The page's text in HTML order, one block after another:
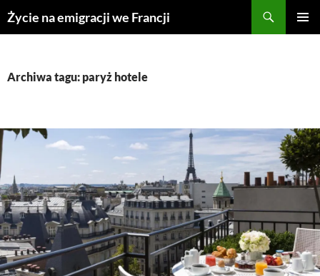
Przejdź
doŻycie na emigracji we Francji
Archiwa tagu: paryż hotele